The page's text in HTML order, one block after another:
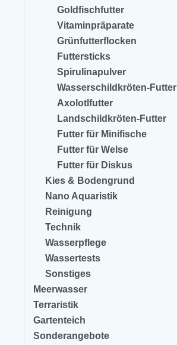
Goldfischfutter
Vitaminpräparate
Grünfutterflocken
Futtersticks
Spirulinapulver
Wasserschildkröten-Futter
Axolotlfutter
Landschildkröten-Futter
Futter für Minifische
Futter für Welse
Futter für Diskus
Kies & Bodengrund
Nano Aquaristik
Reinigung
Technik
Wasserpflege
Wassertests
Sonstiges
Meerwasser
Terraristik
Gartenteich
Sonderangebote